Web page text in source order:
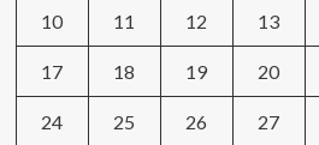
10 11 12 13
17 18 19 20
24 25 26 27